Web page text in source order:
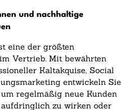
und nachhaltige
eine der größten
Vertrieb. Mit bewährten
Kaltakquise, Social
entwickeln Sie
regelmäßig neue Kunden
zu wirken oder